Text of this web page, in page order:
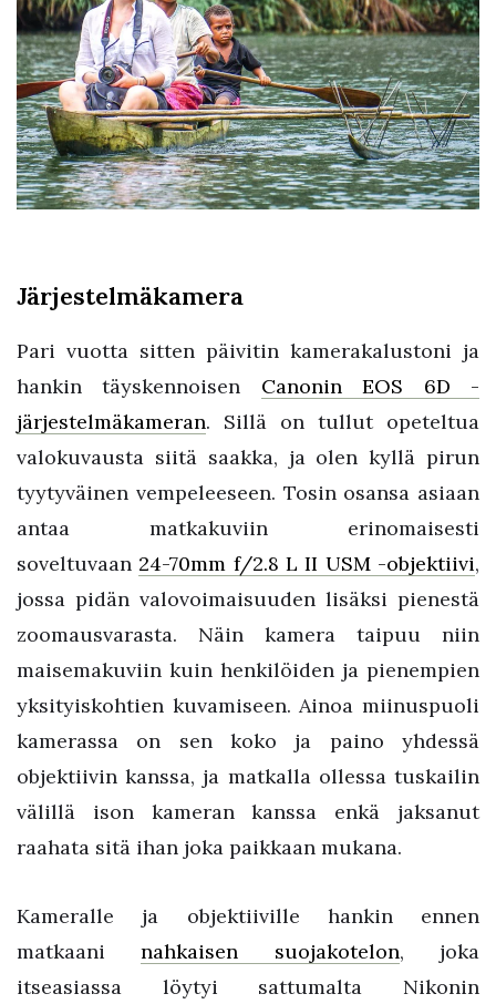
Järjestelmäkamera
Pari vuotta sitten päivitin kamerakalustoni ja
hankin täyskennoisen Canonin EOS 6D -
järjestelmäkameran. Sillä on tullut opeteltua
valokuvausta siitä saakka, ja olen kyllä pirun
tyytyväinen vempeleeseen. Tosin osansa asiaan
antaa matkakuviin erinomaisesti
soveltuvaan 24-70mm f/2.8 L II USM -objektiivi,
jossa pidän valovoimaisuuden lisäksi pienestä
zoomausvarasta. Näin kamera taipuu niin
maisemakuviin kuin henkilöiden ja pienempien
yksityiskohtien kuvamiseen. Ainoa miinuspuoli
kamerassa on sen koko ja paino yhdessä
objektiivin kanssa, ja matkalla ollessa tuskailin
välillä ison kameran kanssa enkä jaksanut
raahata sitä ihan joka paikkaan mukana.
Kameralle ja objektiiville hankin ennen
matkaaninahkaisen suojakotelon, joka
itseasiassa löytyi sattumalta Nikonin